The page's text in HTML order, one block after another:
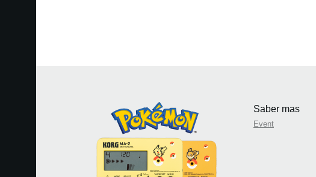
Saber mas
Event